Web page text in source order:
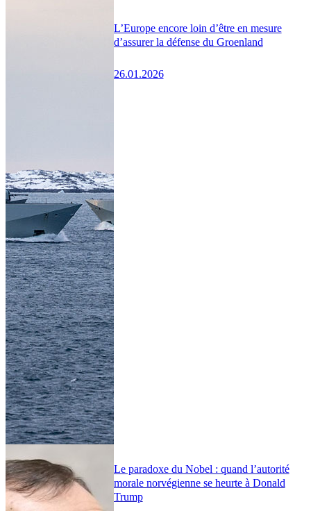
L’Europe encore loin d’être en mesure
d’assurer la défense du Groenland
26.01.2026
Le paradoxe du Nobel : quand l’autorité
morale norvégienne se heurte à Donald
Trump